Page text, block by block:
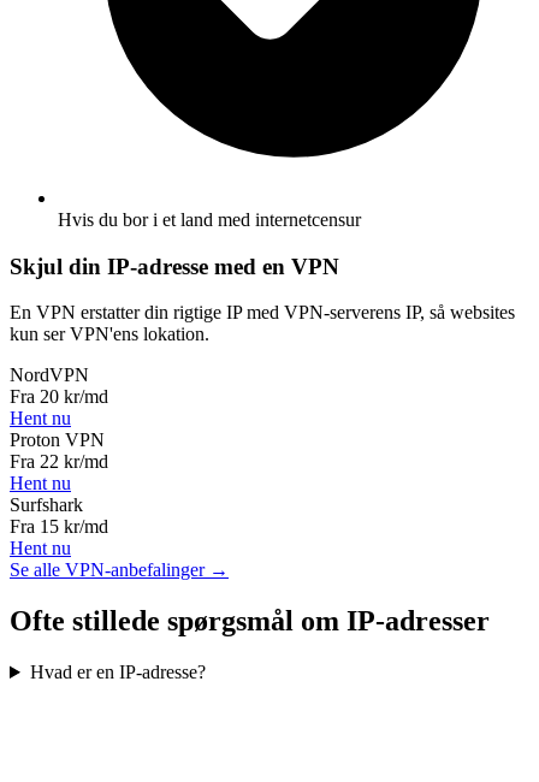
Hvis du bor i et land med internetcensur
Skjul din IP-adresse med en VPN
En VPN erstatter din rigtige IP med VPN-serverens IP, så websites
kun ser VPN'ens lokation.
NordVPN
Fra 20 kr/md
Hent nu
Proton VPN
Fra 22 kr/md
Hent nu
Surfshark
Fra 15 kr/md
Hent nu
Se alle VPN-anbefalinger →
Ofte stillede spørgsmål om IP-adresser
Hvad er en IP-adresse?